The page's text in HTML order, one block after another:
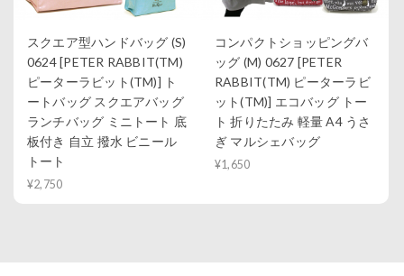
スクエア型ハンドバッグ (S)
0624 [PETER RABBIT(TM)
ピーターラビット(TM)] ト
ートバッグ スクエアバッグ
ランチバッグ ミニトート 底
板付き 自立 撥水 ビニール
トート
¥2,750
コンパクトショッピングバ
ッグ (M) 0627 [PETER
RABBIT(TM) ピーターラビ
ット(TM)] エコバッグ トー
ト 折りたたみ 軽量 A4 うさ
ぎ マルシェバッグ
¥1,650